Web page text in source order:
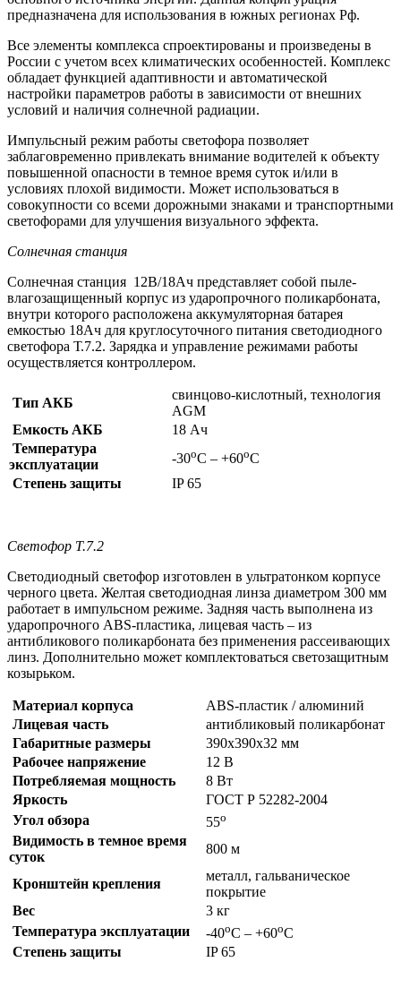
предназначена для использования в южных регионах Рф.
Все элементы комплекса спроектированы и произведены в
России с учетом всех климатических особенностей. Комплекс
обладает функцией адаптивности и автоматической
настройки параметров работы в зависимости от внешних
условий и наличия солнечной радиации.
Импульсный режим работы светофора позволяет
заблаговременно привлекать внимание водителей к объекту
повышенной опасности в темное время суток и/или в
условиях плохой видимости. Может использоваться в
совокупности со всеми дорожными знаками и транспортными
светофорами для улучшения визуального эффекта.
Солнечная станция
Солнечная станция 12В/18Ач представляет собой пыле-
влагозащищенный корпус из ударопрочного поликарбоната,
внутри которого расположена аккумуляторная батарея
емкостью 18Ач для круглосуточного питания светодиодного
светофора Т.7.2. Зарядка и управление режимами работы
осуществляется контроллером.
Тип АКБ
свинцово-кислотный, технология
AGM
Емкость АКБ
18 Ач
Температура
эксплуатации
-30оС – +60оС
Степень защиты
IP 65
Светофор Т.7.2
Светодиодный светофор изготовлен в ультратонком корпусе
черного цвета. Желтая светодиодная линза диаметром 300 мм
работает в импульсном режиме. Задняя часть выполнена из
ударопрочного ABS-пластика, лицевая часть – из
антибликового поликарбоната без применения рассеивающих
линз. Дополнительно может комплектоваться светозащитным
козырьком.
Материал корпуса
ABS-пластик / алюминий
Лицевая часть
антибликовый поликарбонат
Габаритные размеры
390х390х32 мм
Рабочее напряжение
12 В
Потребляемая мощность
8 Вт
Яркость
ГОСТ Р 52282-2004
Угол обзора
55о
Видимость в темное время
суток
800 м
Кронштейн крепления
металл, гальваническое
покрытие
Вес
3 кг
Температура эксплуатации
-40оС – +60оС
Степень защиты
IP 65